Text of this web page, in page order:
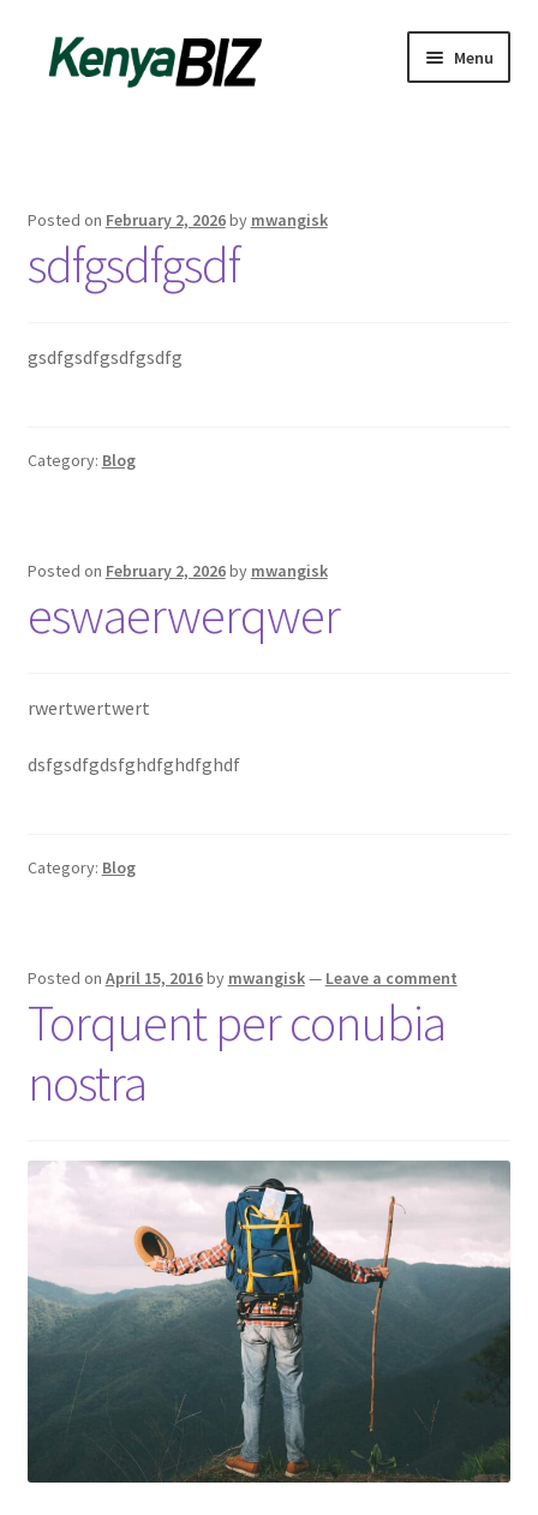
Skip
Skip
Menu
Blog
Home
Login or Register
Welcome
Posted on February 2, 2026by mwangisk
sdfgsdfgsdf
gsdfgsdfgsdfgsdfg
Category: Blog
Posted on February 2, 2026by mwangisk
eswaerwerqwer
rwertwertwert
dsfgsdfgdsfghdfghdfghdf
Category: Blog
Posted on April 15, 2016by mwangisk— Leave a comment
Torquent per conubia
nostra